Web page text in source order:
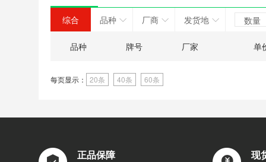
综合 品种 厂商 发货地 数量
品种 牌号 厂家 单
每页显示： 20条 40条 60条
正品保障 现